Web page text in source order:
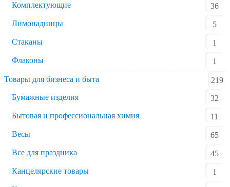
Комплектующие
36
Лимонадницы
5
Стаканы
1
Флаконы
1
Товары для бизнеса и быта
219
Бумажные изделия
32
Бытовая и профессиональная химия
11
Весы
65
Все для праздника
45
Канцелярские товары
1